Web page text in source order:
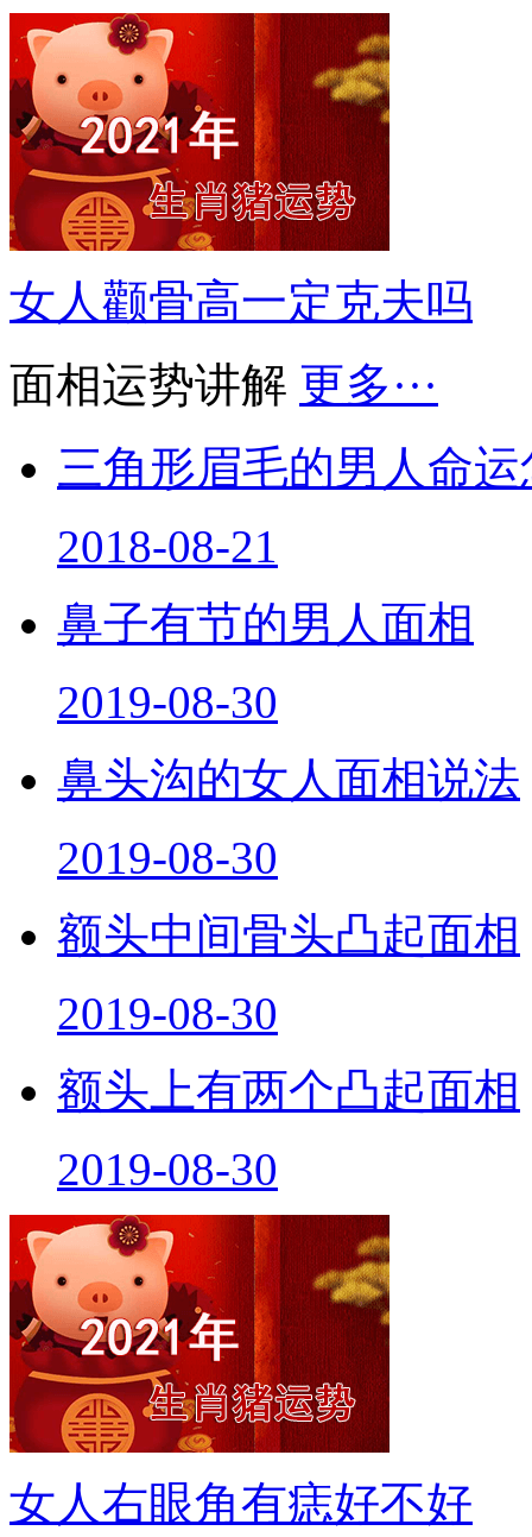
女人颧骨高一定克夫吗
面相运势讲解 更多···
三角形眉毛的男人命
2018-08-21
鼻子有节的男人面相
2019-08-30
鼻头沟的女人面相说法
2019-08-30
额头中间骨头凸起面相
2019-08-30
额头上有两个凸起面相
2019-08-30
女人右眼角有痣好不好